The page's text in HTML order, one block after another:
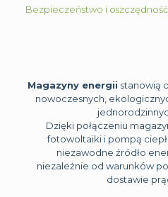
Bezpieczeństwo i
Magazyny energii stanowią
nowoczesnych,
Dzięki połączeniu
fotowoltaiki i pompą
niezawodne źródło
niezależnie od warunków
dostawie